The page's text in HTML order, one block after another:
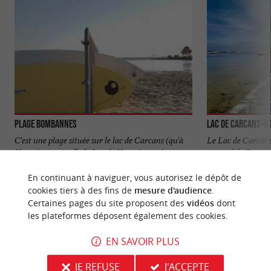
Plage Bombannes
C'est une plage située sur le lac de Carcans (qu'à
Hourtin on appelle le Lac de Hourtin, mais vous
764 m - Carcans
Lac de Carcans-
Le Lac de
naturel de
En continuant à naviguer, vous autorisez le dépôt de
cookies tiers à des fins de mesure d'audience.
Certaines pages du site proposent des vidéosdont
les plateformes déposent également des cookies.
EN SAVOIR PLUS
JE REFUSE
J'ACCEPTE